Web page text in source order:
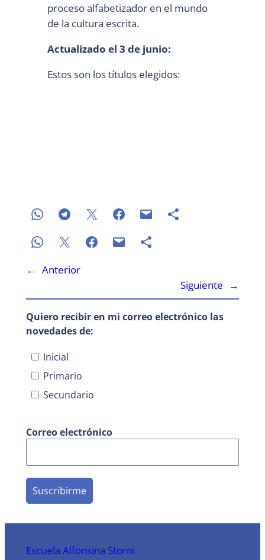
proceso alfabetizador en el mundo
de la cultura escrita.
Actualizado el 3 de junio:
Estos son los títulos elegidos:
← Anterior
Siguiente
→
Quiero recibir en mi correo electrónico las
novedades de:
Inicial
Primario
Secundario
Correo electrónico
Escuela Alfonsina Storni